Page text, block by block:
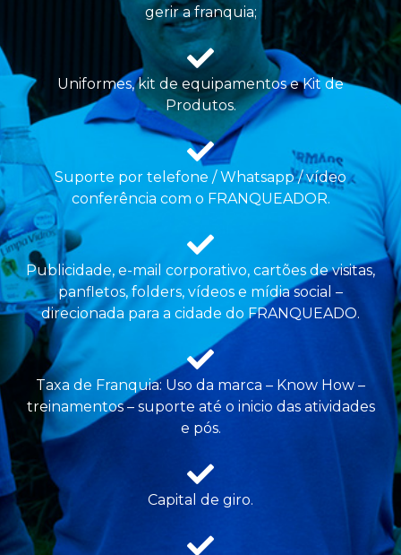
gerir a franquia;
Uniformes, kit de equipamentos e Kit de
Produtos.
Suporte por telefone / Whatsapp / vídeo
conferência com o FRANQUEADOR.
Publicidade, e-mail corporativo, cartões de visitas,
panfletos, folders, vídeos e mídia social –
direcionada para a cidade do FRANQUEADO.
Taxa de Franquia: Uso da marca – Know How –
treinamentos – suporte até o inicio das atividades
e pós.
Capital de giro.